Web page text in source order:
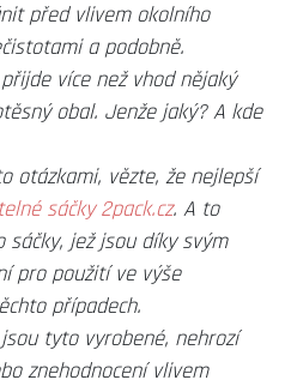
před vlivem okolního
a podobně.
více než vhod nějaký
obal. Jenže jaký? A kde
otázkami, vězte, že nejlepší
sáčky 2pack.cz. A to
jež jsou díky svým
pro použití ve výše
případech.
tyto vyrobené, nehrozí
znehodnocení vlivem